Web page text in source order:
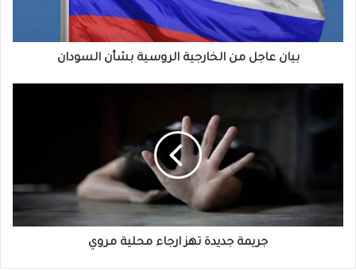
السودان
بيان عاجل من الخارجية الروسية بشأن السودان
جريمة جديدة تهز ارجاء محلية مروي